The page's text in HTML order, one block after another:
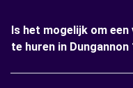
Is het mogelijk om
te huren in Dungannon